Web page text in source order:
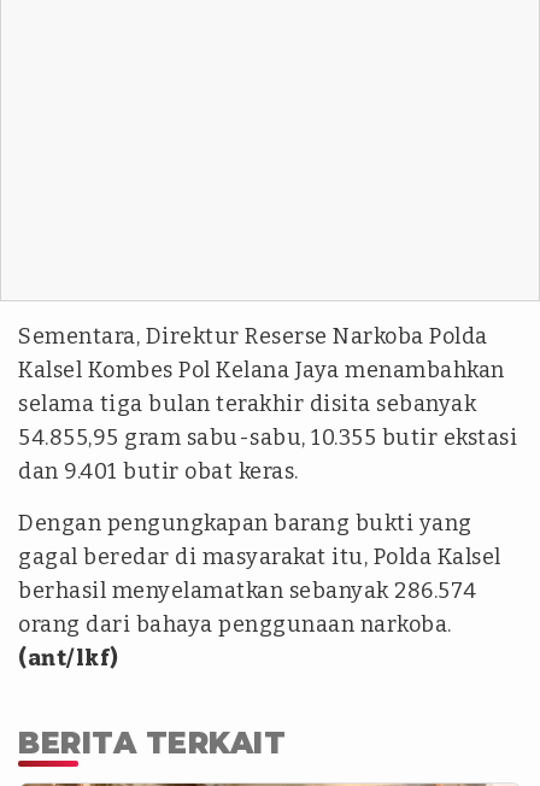
Sementara, Direktur Reserse Narkoba Polda
Kalsel Kombes Pol Kelana Jaya menambahkan
selama tiga bulan terakhir disita sebanyak
54.855,95 gram sabu-sabu, 10.355 butir ekstasi
dan 9.401 butir obat keras.
Dengan pengungkapan barang bukti yang
gagal beredar di masyarakat itu, Polda Kalsel
berhasil menyelamatkan sebanyak 286.574
orang dari bahaya penggunaan narkoba.
(ant/lkf)
BERITA TERKAIT